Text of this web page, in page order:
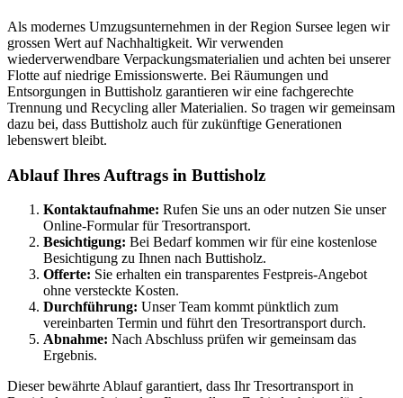
Als modernes Umzugsunternehmen in der Region Sursee legen wir
grossen Wert auf Nachhaltigkeit. Wir verwenden
wiederverwendbare Verpackungsmaterialien und achten bei unserer
Flotte auf niedrige Emissionswerte. Bei Räumungen und
Entsorgungen in Buttisholz garantieren wir eine fachgerechte
Trennung und Recycling aller Materialien. So tragen wir gemeinsam
dazu bei, dass Buttisholz auch für zukünftige Generationen
lebenswert bleibt.
Ablauf Ihres Auftrags in Buttisholz
Kontaktaufnahme: Rufen Sie uns an oder nutzen Sie unser
Online-Formular für Tresortransport.
Besichtigung: Bei Bedarf kommen wir für eine kostenlose
Besichtigung zu Ihnen nach Buttisholz.
Offerte: Sie erhalten ein transparentes Festpreis-Angebot
ohne versteckte Kosten.
Durchführung: Unser Team kommt pünktlich zum
vereinbarten Termin und führt den Tresortransport durch.
Abnahme: Nach Abschluss prüfen wir gemeinsam das
Ergebnis.
Dieser bewährte Ablauf garantiert, dass Ihr Tresortransport in